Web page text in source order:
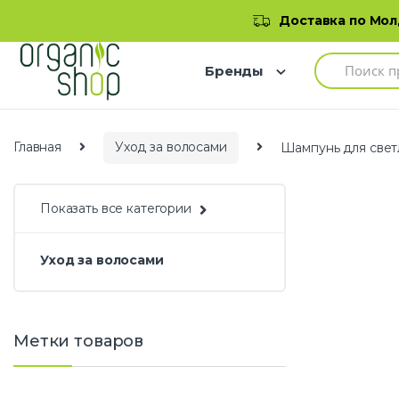
Бренды
S
e
r
f
Главная Уход за волосами Шампунь для
Показать все категории
Уход за волосами
Метки товаров
Доставка по